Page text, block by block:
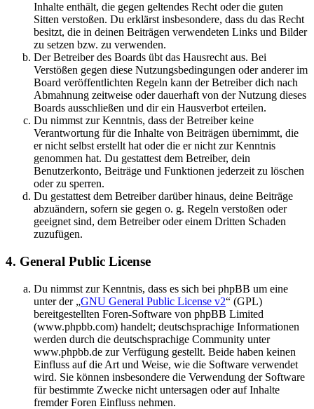
Inhalte enthält, die gegen geltendes Recht oder die guten
Sitten verstoßen. Du erklärst insbesondere, dass du das Recht
besitzt, die in deinen Beiträgen verwendeten Links und Bilder
zu setzen bzw. zu verwenden.
Der Betreiber des Boards übt das Hausrecht aus. Bei
Verstößen gegen diese Nutzungsbedingungen oder anderer im
Board veröffentlichten Regeln kann der Betreiber dich nach
Abmahnung zeitweise oder dauerhaft von der Nutzung dieses
Boards ausschließen und dir ein Hausverbot erteilen.
Du nimmst zur Kenntnis, dass der Betreiber keine
Verantwortung für die Inhalte von Beiträgen übernimmt, die
er nicht selbst erstellt hat oder die er nicht zur Kenntnis
genommen hat. Du gestattest dem Betreiber, dein
Benutzerkonto, Beiträge und Funktionen jederzeit zu löschen
oder zu sperren.
Du gestattest dem Betreiber darüber hinaus, deine Beiträge
abzuändern, sofern sie gegen o. g. Regeln verstoßen oder
geeignet sind, dem Betreiber oder einem Dritten Schaden
zuzufügen.
4. General Public License
Du nimmst zur Kenntnis, dass es sich bei phpBB um eine
unter der „GNU General Public License v2“ (GPL)
bereitgestellten Foren-Software von phpBB Limited
(www.phpbb.com) handelt; deutschsprachige Informationen
werden durch die deutschsprachige Community unter
www.phpbb.de zur Verfügung gestellt. Beide haben keinen
Einfluss auf die Art und Weise, wie die Software verwendet
wird. Sie können insbesondere die Verwendung der Software
für bestimmte Zwecke nicht untersagen oder auf Inhalte
fremder Foren Einfluss nehmen.